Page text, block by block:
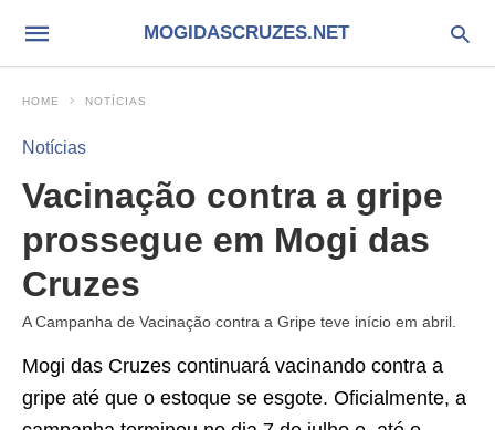
MOGIDASCRUZES.NET
HOME NOTÍCIAS
Notícias
Vacinação contra a gripe
prossegue em Mogi das
Cruzes
A Campanha de Vacinação contra a Gripe teve início em abril.
Mogi das Cruzes continuará vacinando contra a
gripe até que o estoque se esgote. Oficialmente, a